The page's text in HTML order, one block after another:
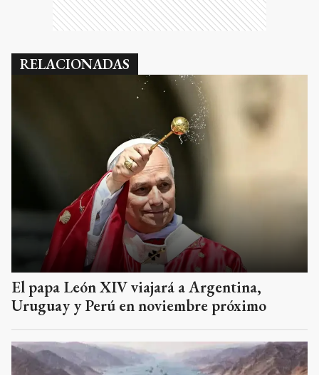
RELACIONADAS
El papa León XIV viajará a Argentina,
Uruguay y Perú en noviembre próximo